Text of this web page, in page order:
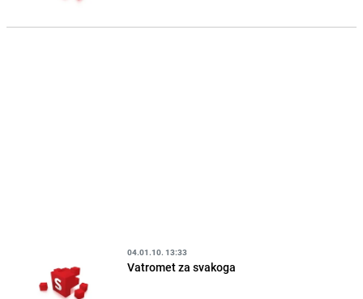
04.01.10. 13:33
Vatromet za svakoga